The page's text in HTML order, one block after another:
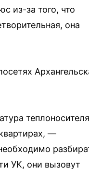
из-за того, что
она
теплоносителя
—
УК, они вызовут